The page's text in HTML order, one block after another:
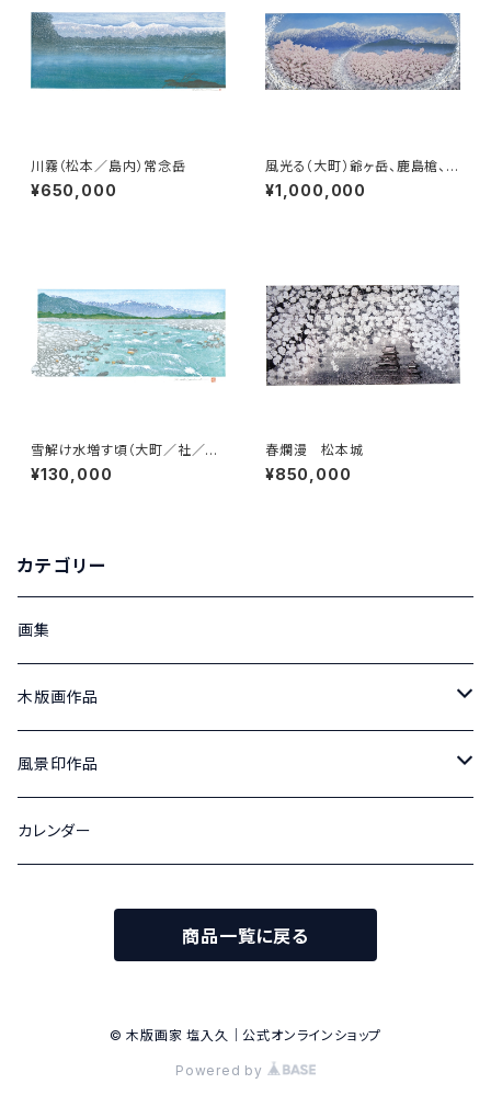
川霧（松本／島内）常念岳
¥650,000
風光る（大町）爺ヶ岳、鹿島槍、五
竜岳
¥1,000,000
雪解け水増す頃（大町／社／宮
本橋）爺ヶ岳、鹿島槍、五竜岳
¥130,000
春爛漫 松本城
¥850,000
カテゴリー
画集
木版画作品
北アルプス山麓の四季
100号
松本城の四季
風景印作品
津和郵便局風景印 原画
津和郵便局風景印記念切手
旧開智学校記念切手 蟻ケ崎郵便局風景印
カレンダー
商品一覧に戻る
© 木版画家 塩入久｜公式オンラインショップ
Powered by